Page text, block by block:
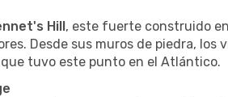
Hill, este fuerte construido en
Desde sus muros de piedra,
tuvo este punto en el Atlántico.